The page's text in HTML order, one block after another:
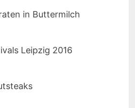
in Buttermilch
Leipzig 2016